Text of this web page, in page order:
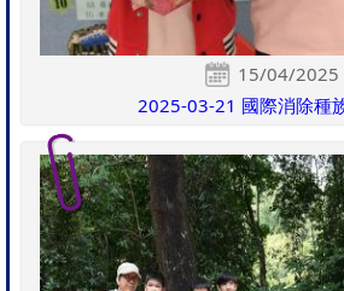
15/04/2025
2025-03-21 國際消除種